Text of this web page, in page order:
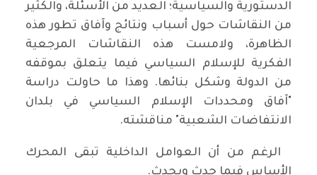
الدستورية والسياسية؛ العديد من الأسئلة، والكثير
من النقاشات حول أسباب ونتائج وآفاق تطور هذه
الظاهرة، ولامست هذه النقاشات المرجعية
الفكرية للإسلام السياسي فيما يتعلق بموقفه
من الدولة وشكل بنائها. وهذا ما حاولت دراسة
"آفاق ومحددات الإسلام السياسي في بلدان
الانتفاضات الشعبية" مناقشته.
الرغم من أن العوامل الداخلية تبقى المحرك
الأساس فيما حدث ويحدث.